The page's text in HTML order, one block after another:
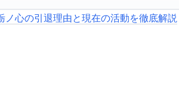
ノ心の引退理由と現在の活動を徹底解説